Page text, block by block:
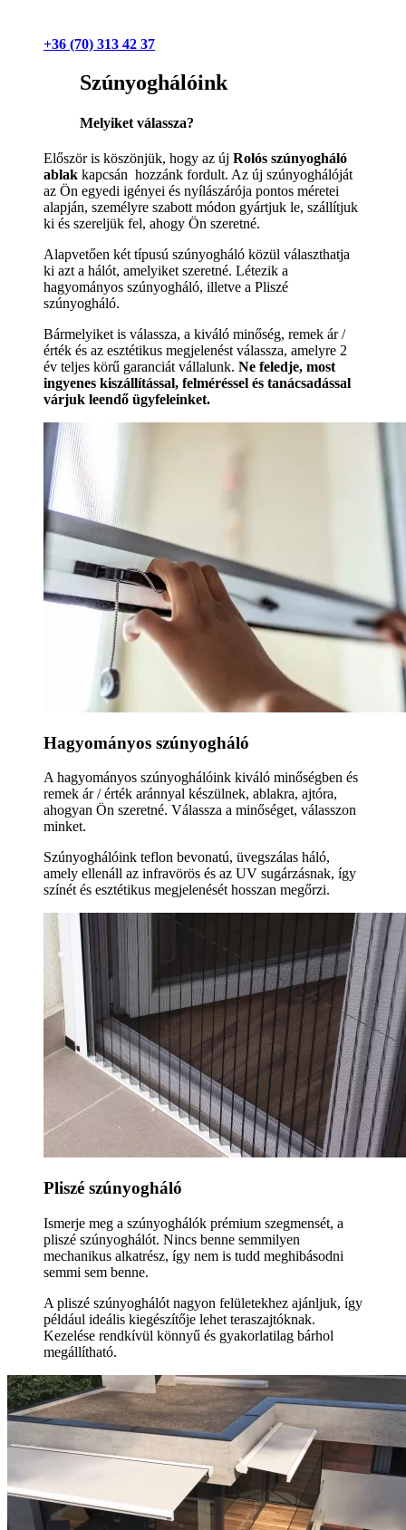
+36 (70) 313 42 37
Szúnyoghálóink
Melyiket válassza?
Először is köszönjük, hogy az új Rolós szúnyogháló
ablak kapcsán hozzánk fordult. Az új szúnyoghálóját
az Ön egyedi igényei és nyílászárója pontos méretei
alapján, személyre szabott módon gyártjuk le, szállítjuk
ki és szereljük fel, ahogy Ön szeretné.
Alapvetően két típusú szúnyogháló közül választhatja
ki azt a hálót, amelyiket szeretné. Létezik a
hagyományos szúnyogháló, illetve a Pliszé
szúnyogháló.
Bármelyiket is válassza, a kiváló minőség, remek ár /
érték és az esztétikus megjelenést válassza, amelyre 2
év teljes körű garanciát vállalunk. Ne feledje, most
ingyenes kiszállítással, felméréssel és tanácsadással
várjuk leendő ügyfeleinket.
Hagyományos szúnyogháló
A hagyományos szúnyoghálóink kiváló minőségben és
remek ár / érték aránnyal készülnek, ablakra, ajtóra,
ahogyan Ön szeretné. Válassza a minőséget, válasszon
minket.
Szúnyoghálóink teflon bevonatú, üvegszálas háló,
amely ellenáll az infravörös és az UV sugárzásnak, így
színét és esztétikus megjelenését hosszan megőrzi.
Pliszé szúnyogháló
Ismerje meg a szúnyoghálók prémium szegmensét, a
pliszé szúnyoghálót. Nincs benne semmilyen
mechanikus alkatrész, így nem is tudd meghibásodni
semmi sem benne.
A pliszé szúnyoghálót nagyon felületekhez ajánljuk, így
például ideális kiegészítője lehet teraszajtóknak.
Kezelése rendkívül könnyű és gyakorlatilag bárhol
megállítható.